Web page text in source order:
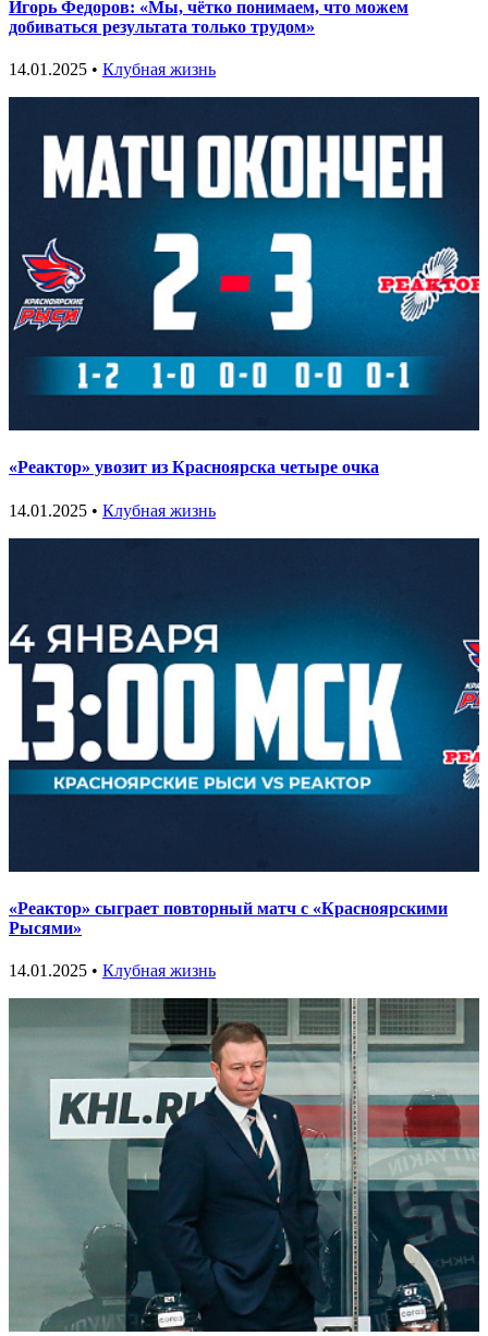
Игорь Федоров: «Мы, чётко понимаем, что можем
добиваться результата только трудом»
14.01.2025 • Клубная жизнь
«Реактор» увозит из Красноярска четыре очка
14.01.2025 • Клубная жизнь
«Реактор» сыграет повторный матч с «Красноярскими
Рысями»
14.01.2025 • Клубная жизнь